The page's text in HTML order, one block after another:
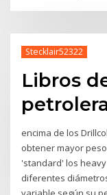
Stecklair52322
Libros
encima de los
obtener mayor
'standard' los heavy
diferentes